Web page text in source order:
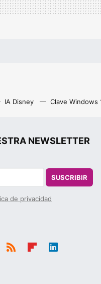
IA Disney Clave Windows
NEWSLETTER
SUSCRIBIR
de privacidad